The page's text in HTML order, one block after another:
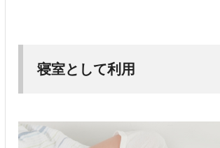
寝室として利用